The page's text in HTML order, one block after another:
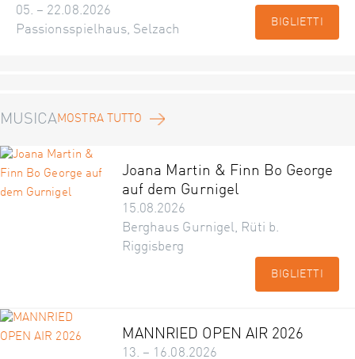
05. – 22.08.2026
Passionsspielhaus, Selzach
BIGLIETTI
MUSICAMOSTRA TUTTO
Joana Martin & Finn Bo George
auf dem Gurnigel
15.08.2026
Berghaus Gurnigel, Rüti b.
Riggisberg
BIGLIETTI
MANNRIED OPEN AIR 2026
13. – 16.08.2026